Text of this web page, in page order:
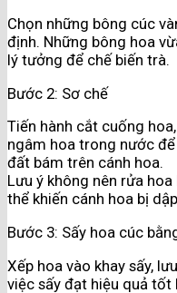
Chọn những bông cúc
định. Những bông hoa
lý tưởng để chế biến trà.
Bước 2: Sơ chế
Tiến hành cắt cuống
ngâm hoa trong nước
đất bám trên cánh hoa.
Lưu ý không nên rửa
thể khiến cánh hoa bị
Bước 3: Sấy hoa cúc
Xếp hoa vào khay sấy,
việc sấy đạt hiệu quả tốt